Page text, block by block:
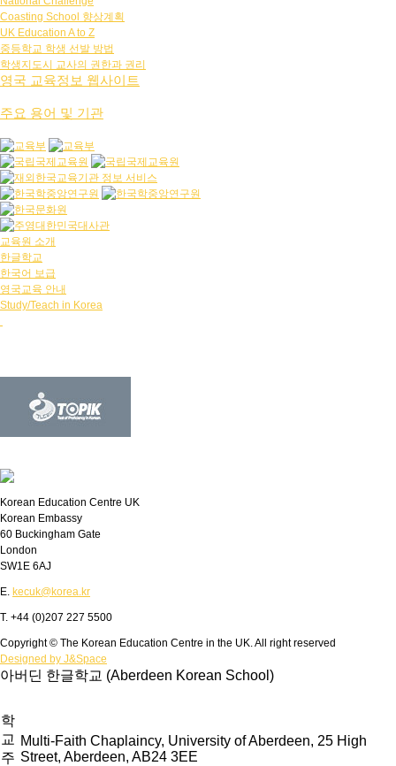
Coasting School 향상계획
UK Education A to Z
중등학교 학생 선발 방법
학생지도시 교사의 권한과 권리
영국 교육정보 웹사이트
주요 용어 및 기관
교육원 소개
한글학교
한국어 보급
영국교육 안내
Study/Teach in Korea
Korean Education Centre UK
Korean Embassy
60 Buckingham Gate
London
SW1E 6AJ
E. kecuk@korea.kr
T. +44 (0)207 227 5500
Copyright © The Korean Education Centre in the UK. All right reserved
Designed by J&Space
아버딘 한글학교 (Aberdeen Korean School)
학
교
주
Multi-Faith Chaplaincy, University of Aberdeen, 25 High
Street, Aberdeen, AB24 3EE